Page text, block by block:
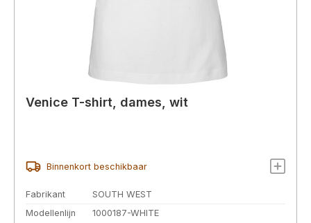
Venice T-shirt, dames, wit
Binnenkort beschikbaar
Fabrikant
SOUTH WEST
Modellenlijn
1000187-WHITE